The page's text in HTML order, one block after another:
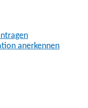
anerkennen